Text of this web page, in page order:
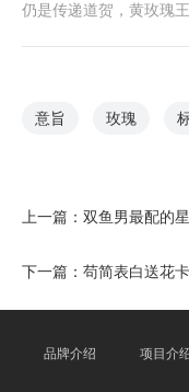
仍是传递道贺，黄玫瑰
意旨 玫瑰
上一篇： 双鱼男最配的
下一篇： 苟简表白送花
品牌介绍 项目介